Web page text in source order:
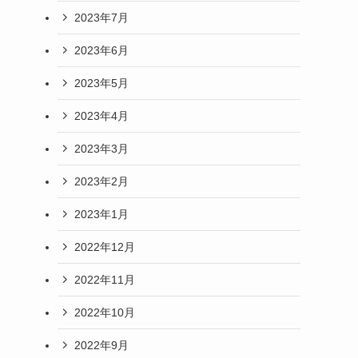
2023年7月
2023年6月
2023年5月
2023年4月
2023年3月
2023年2月
2023年1月
2022年12月
2022年11月
2022年10月
2022年9月